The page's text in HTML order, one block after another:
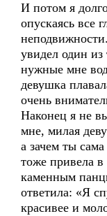
И потом я
опускаясь все
увидел один из
нужные мне
девушка
очень
Наконец я не
мне, милая
а зачем ты
тоже привела в
каменным
ответила: «Я
красивее и